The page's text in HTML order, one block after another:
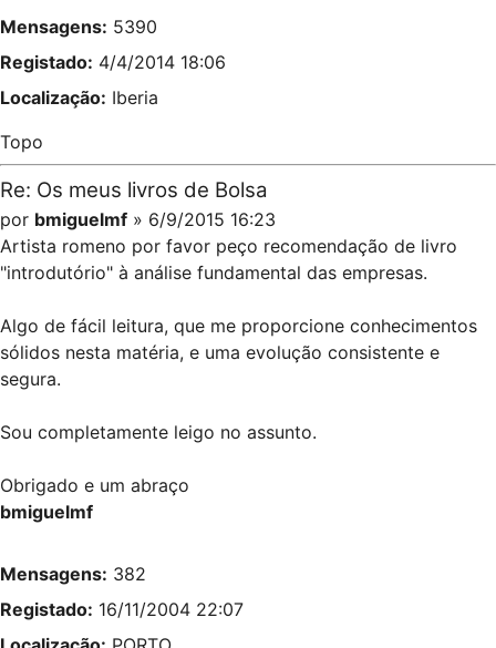
Mensagens: 5390
Registado: 4/4/2014 18:06
Localização: Iberia
Topo
Re: Os meus livros de Bolsa
por bmiguelmf » 6/9/2015 16:23
Artista romeno por favor peço recomendação de livro
"introdutório" à análise fundamental das empresas.
Algo de fácil leitura, que me proporcione conhecimentos
sólidos nesta matéria, e uma evolução consistente e
segura.
Sou completamente leigo no assunto.
Obrigado e um abraço
bmiguelmf
Mensagens: 382
Registado: 16/11/2004 22:07